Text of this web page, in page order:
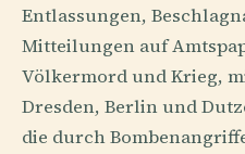
Entlassungen,
Mitteilungen auf
Völkermord und Krieg,
Dresden, Berlin und
die durch